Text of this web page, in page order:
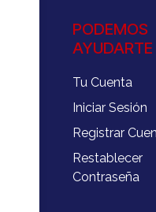
PODEMOS
AYUDARTE
Tu Cuenta
Iniciar Sesión
Registrar
Restablecer
Contraseña